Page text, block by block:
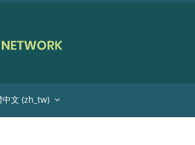
中文 ‎(zh_tw)‎